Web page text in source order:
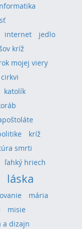
internet
jedlo
kríž
mojej viery
katolík
kríž
smrti
ľahký hriech
láska
mária
misie
a dizajn